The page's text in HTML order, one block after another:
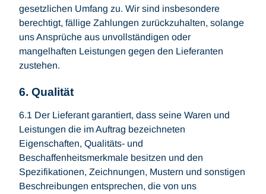
gesetzlichen Umfang zu. Wir sind insbesondere
berechtigt, fällige Zahlungen zurückzuhalten, solange
uns Ansprüche aus unvollständigen oder
mangelhaften Leistungen gegen den Lieferanten
zustehen.
6. Qualität
6.1 Der Lieferant garantiert, dass seine Waren und
Leistungen die im Auftrag bezeichneten
Eigenschaften, Qualitäts- und
Beschaffenheitsmerkmale besitzen und den
Spezifikationen, Zeichnungen, Mustern und sonstigen
Beschreibungen entsprechen, die von uns